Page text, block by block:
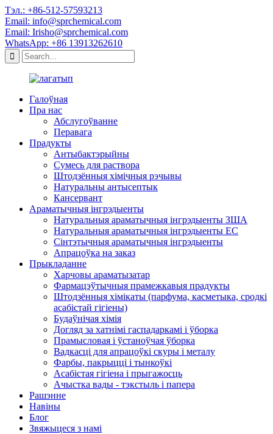
Тэл.: +86-512-57593213
Email: info@sprchemical.com
Email: Irisho@sprchemical.com
WhatsApp: +86 13913262610
Галоўная
Пра нас
Абслугоўванне
Перавага
Прадукты
Антыбактэрыйны
Сумесь для раствора
Штодзённыя хімічныя рэчывы
Натуральны антысептык
Кансервант
Араматычныя інгрэдыенты
Натуральныя араматычныя інгрэдыенты ЗША
Натуральныя араматычныя інгрэдыенты ЕС
Сінтэтычныя араматычныя інгрэдыенты
Апрацоўка на заказ
Прыкладанне
Харчовы араматызатар
Фармацэўтычныя прамежкавыя прадукты
Штодзённыя хімікаты (парфума, касметыка, сродкі
асабістай гігіены)
Будаўнічая хімія
Догляд за хатнімі гаспадаркамі і ўборка
Прамысловая і ўстаноўчая ўборка
Вадкасці для апрацоўкі скуры і металу
Фарбы, пакрыцці і тынкоўкі
Асабістая гігіена і прыгажосць
Ачыстка вады - тэкстыль і папера
Рашэнне
Навіны
Блог
Звяжыцеся з намі